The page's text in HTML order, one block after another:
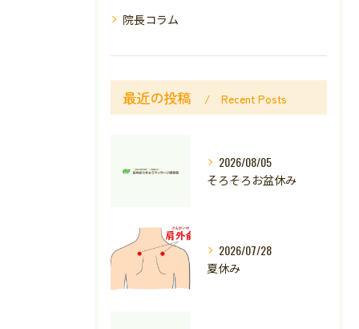
院長コラム
最近の投稿 Recent Posts
2026/08/05
そろそろお盆休み
2026/07/28
夏休み